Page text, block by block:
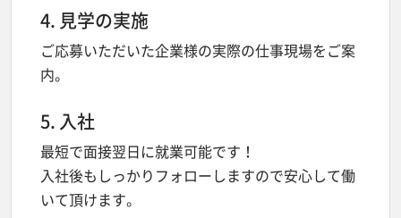
4. 見学の実施
ご応募いただいた企業様の実際の仕事現場をご案
内。
5. 入社
最短で面接翌日に就業可能です！
入社後もしっかりフォローしますので安心して働
いて頂けます。